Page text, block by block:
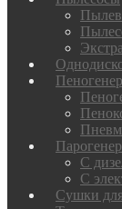
С
С
Сушки